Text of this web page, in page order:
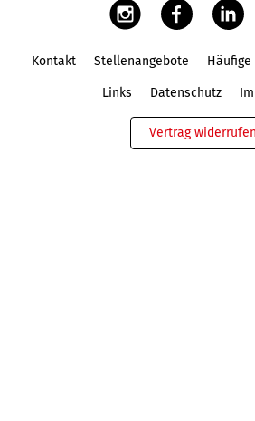
Kontakt Stellenangebote Häufige
Links Datenschutz
Vertrag widerrufen